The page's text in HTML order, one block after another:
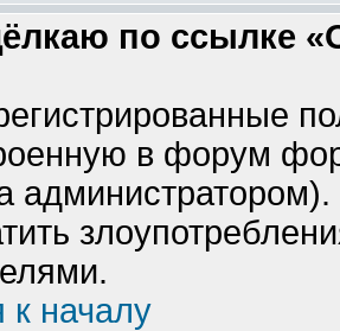
по ссылке
в форум
к началу